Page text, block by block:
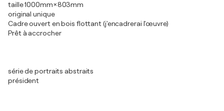
taille 1000mm×803mm
original unique
Cadre ouvert en bois flottant (j'encadrerai l'œuvre)
Prêt à accrocher
série de portraits abstraits
président